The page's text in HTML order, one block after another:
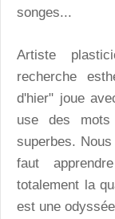
songes...
Artiste
recherche
d'hier" joue
use des mots
superbes.
faut
totalement la
est une